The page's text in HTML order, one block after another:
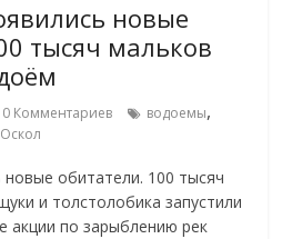
новые
тысяч мальков
0 Комментариев водоемы,
обитатели. 100 тысяч
и толстолобика запустили
акции по зарыблению рек